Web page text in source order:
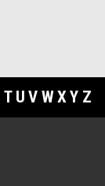
T U V WXY Z